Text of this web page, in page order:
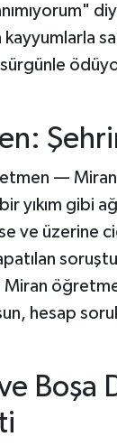
sürgünle
—
yıkım gibi
ve üzerine
hesap
Boşa